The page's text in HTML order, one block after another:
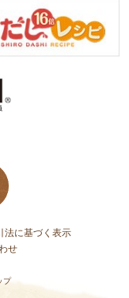
法に基づく表示
せ
プ